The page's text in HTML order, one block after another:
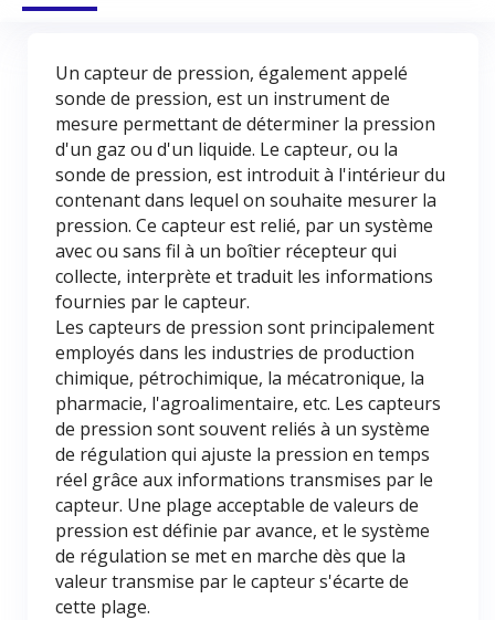
Un capteur de pression, également appelé
sonde de pression, est un instrument de
mesure permettant de déterminer la pression
d'un gaz ou d'un liquide. Le capteur, ou la
sonde de pression, est introduit à l'intérieur du
contenant dans lequel on souhaite mesurer la
pression. Ce capteur est relié, par un système
avec ou sans fil à un boîtier récepteur qui
collecte, interprète et traduit les informations
fournies par le capteur.
Les capteurs de pression sont principalement
employés dans les industries de production
chimique, pétrochimique, la mécatronique, la
pharmacie, l'agroalimentaire, etc. Les capteurs
de pression sont souvent reliés à un système
de régulation qui ajuste la pression en temps
réel grâce aux informations transmises par le
capteur. Une plage acceptable de valeurs de
pression est définie par avance, et le système
de régulation se met en marche dès que la
valeur transmise par le capteur s'écarte de
cette plage.